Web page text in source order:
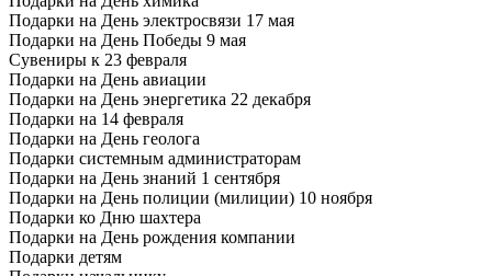
Подарки на День электросвязи 17 мая
Подарки на День Победы 9 мая
Сувениры к 23 февраля
Подарки на День авиации
Подарки на День энергетика 22 декабря
Подарки на 14 февраля
Подарки на День геолога
Подарки системным администраторам
Подарки на День знаний 1 сентября
Подарки на День полиции (милиции) 10 ноября
Подарки ко Дню шахтера
Подарки на День рождения компании
Подарки детям